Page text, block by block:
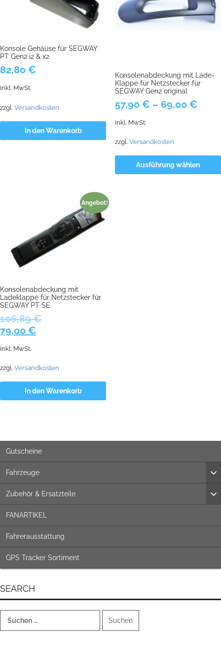
Konsole Gehäuse für SEGWAY
PT Gen2 i2 & x2
82,80 €
inkl. MwSt.
zzgl. Versandkosten
In den Warenkorb
Konsolenabdeckung mit Lade-
Klappe für Netzstecker für
SEGWAY Gen2 original
57,90 € – 69,00 €
inkl. MwSt.
zzgl. Versandkosten
Ausführung wählen
Angebot!
Konsolenabdeckung mit
Ladeklappe für Netzstecker für
SEGWAY PT SE
106,89€
Ursprünglicher
war:
106,89 €
79,00 €
79,00 €.
inkl. MwSt.
zzgl. Versandkosten
In den Warenkorb
Gutscheine
Fahrzeuge
Zubehör & Ersatzteile
FANARTIKEL
Fahrerausstattung
GPS Tracker Sortiment
SEARCH
nach: